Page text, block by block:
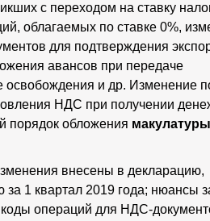
с переходом на ставку
облагаемых по ставке 0%,
для подтверждения
авансов при передаче
и др. Изменение
НДС при получении
порядок обложения макулатуры
внесены в декларацию,
1 квартал 2019 года; нюансы
операций для НДС-